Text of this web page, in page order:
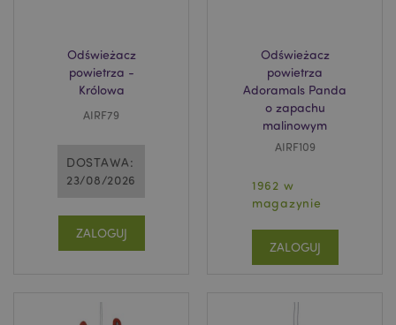
Odświeżacz
powietrza -
Królowa
AIRF79
DOSTAWA:
23/08/2026
ZALOGUJ
Odświeżacz
powietrza
Adoramals Panda
o zapachu
malinowym
AIRF109
1962 w
magazynie
ZALOGUJ